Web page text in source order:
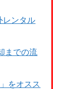
レンタル
までの流
をオスス